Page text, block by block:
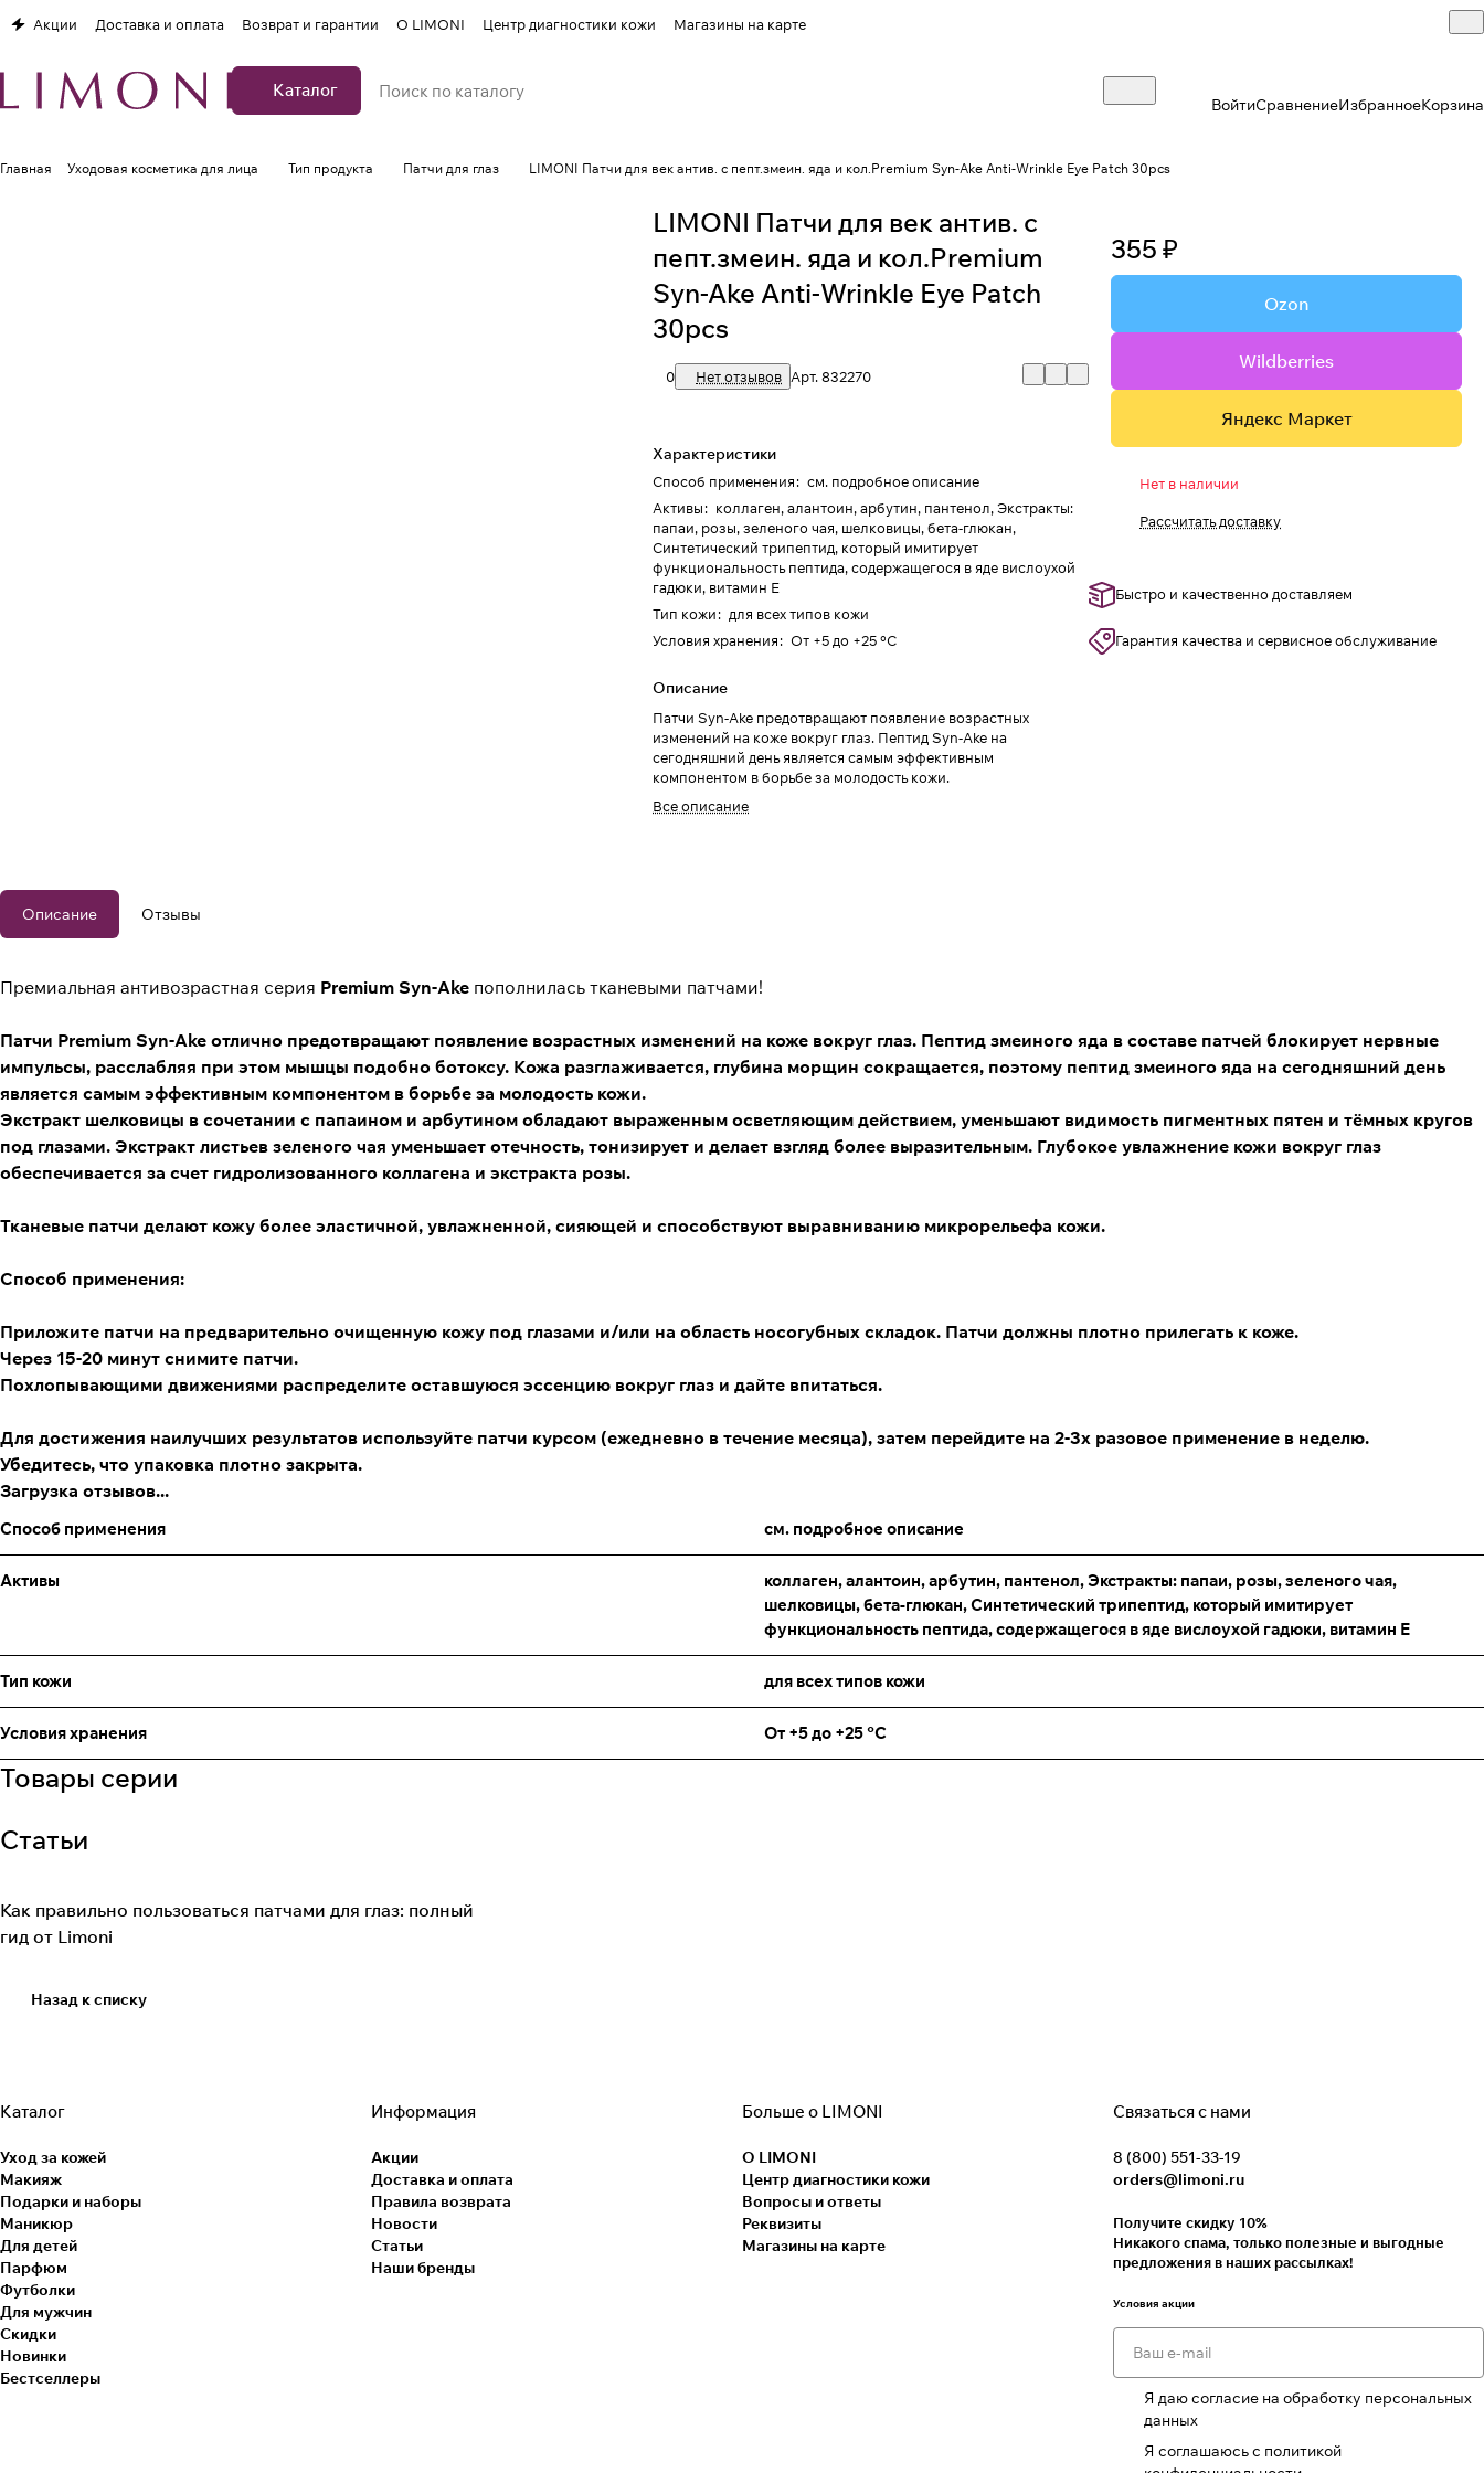
Акции Доставка и оплата Возврат и гарантии О LIMONI Центр диагностики кожи Магазины на карте
Каталог
ВойтиСравнениеИзбранноеКорзина
Главная Уходовая косметика для лица Тип продукта Патчи для глаз LIMONI Патчи для век антив. с пепт.змеин. яда и кол.Premium Syn-Ake Anti-Wrinkle Eye Patch 30pcs
LIMONI Патчи для век антив. с
пепт.змеин. яда и кол.Premium
Syn-Ake Anti-Wrinkle Eye Patch
30pcs
0 Нет отзывов Арт.832270
Характеристики
Способ применения: см. подробное описание
Активы: коллаген, алантоин, арбутин, пантенол, Экстракты:
папаи, розы, зеленого чая, шелковицы, бета-глюкан,
Синтетический трипептид, который имитирует
функциональность пептида, содержащегося в яде вислоухой
гадюки, витамин Е
Тип кожи: для всех типов кожи
Условия хранения: От +5 до +25 °C
Описание
Патчи Syn-Ake предотвращают появление возрастных
изменений на коже вокруг глаз. Пептид Syn-Ake на
сегодняшний день является самым эффективным
компонентом в борьбе за молодость кожи.
Все описание
355 ₽
Ozon
Wildberries
Яндекс Маркет
Нет в наличии
Рассчитать доставку
Быстро и качественно доставляем
Гарантия качества и сервисное обслуживание
Описание Отзывы
Премиальная антивозрастная серия Premium Syn-Ake пополнилась тканевыми патчами!
Патчи Premium Syn-Ake отлично предотвращают появление возрастных изменений на коже вокруг глаз. Пептид змеиного яда в составе патчей блокирует нервные
импульсы, расслабляя при этом мышцы подобно ботоксу. Кожа разглаживается, глубина морщин сокращается, поэтому пептид змеиного яда на сегодняшний день
является самым эффективным компонентом в борьбе за молодость кожи.
Экстракт шелковицы в сочетании с папаином и арбутином обладают выраженным осветляющим действием, уменьшают видимость пигментных пятен и тёмных кругов
под глазами. Экстракт листьев зеленого чая уменьшает отечность, тонизирует и делает взгляд более выразительным. Глубокое увлажнение кожи вокруг глаз
обеспечивается за счет гидролизованного коллагена и экстракта розы.
Тканевые патчи делают кожу более эластичной, увлажненной, сияющей и способствуют выравниванию микрорельефа кожи.
Способ применения:
Приложите патчи на предварительно очищенную кожу под глазами и/или на область носогубных складок. Патчи должны плотно прилегать к коже.
Через 15-20 минут снимите патчи.
Похлопывающими движениями распределите оставшуюся эссенцию вокруг глаз и дайте впитаться.
Для достижения наилучших результатов используйте патчи курсом (ежедневно в течение месяца), затем перейдите на 2-3х разовое применение в неделю.
Убедитесь, что упаковка плотно закрыта.
Загрузка отзывов...
Способ применения см. подробное описание
Активы
коллаген, алантоин, арбутин, пантенол, Экстракты: папаи, розы, зеленого чая,
шелковицы, бета-глюкан, Синтетический трипептид, который имитирует
функциональность пептида, содержащегося в яде вислоухой гадюки, витамин Е
Тип кожи для всех типов кожи
Условия хранения От +5 до +25 °C
Товары серии
Статьи
Как правильно пользоваться патчами для глаз: полный
гид от Limoni
Назад к списку
Каталог
Уход за кожей
Макияж
Подарки и наборы
Маникюр
Для детей
Парфюм
Футболки
Для мужчин
Скидки
Новинки
Бестселлеры
Информация
Акции
Доставка и оплата
Правила возврата
Новости
Статьи
Наши бренды
Больше о LIMONI
О LIMONI
Центр диагностики кожи
Вопросы и ответы
Реквизиты
Магазины на карте
Связаться с нами
8 (800) 551-33-19
orders@limoni.ru
Получите скидку 10%
Никакого спама, только полезные и выгодные
предложения в наших рассылках!
Условия акции
Я даю согласие на обработку персональных
данных
Я соглашаюсь с политикой